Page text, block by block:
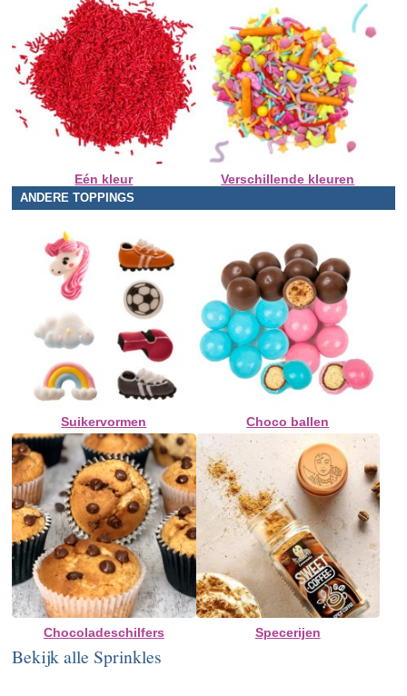
Eén kleur Verschillende kleuren
ANDERE TOPPINGS
Suikervormen Choco ballen
Chocoladeschilfers Specerijen
Bekijk alle Sprinkles